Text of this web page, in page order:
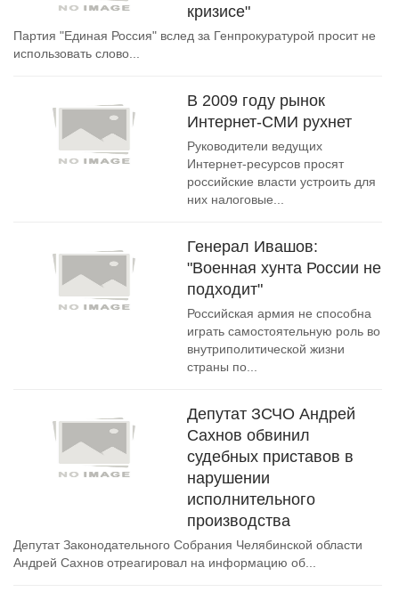
кризисе"
Партия "Единая Россия" вслед за Генпрокуратурой просит не
использовать слово...
В 2009 году рынок
Интернет-СМИ рухнет
Руководители ведущих
Интернет-ресурсов просят
российские власти устроить для
них налоговые...
Генерал Ивашов:
"Военная хунта России не
подходит"
Российская армия не способна
играть самостоятельную роль во
внутриполитической жизни
страны по...
Депутат ЗСЧО Андрей
Сахнов обвинил
судебных приставов в
нарушении
исполнительного
производства
Депутат Законодательного Собрания Челябинской области
Андрей Сахнов отреагировал на информацию об...